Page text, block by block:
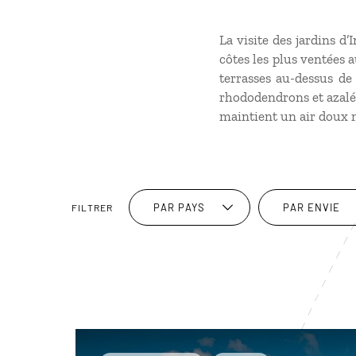
La visite des jardins
côtes les plus ventées
terrasses au-dessus
rhododendrons et
maintient un air doux
FILTRER PAR PAYS PAR ENVIE